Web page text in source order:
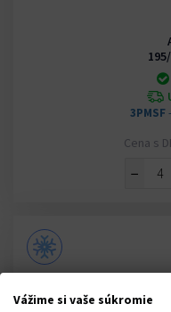
3PMSF
Cena s
−
Vážime si vaše súkromie